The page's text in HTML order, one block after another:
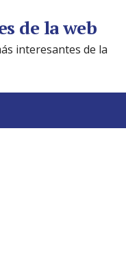
de la web
interesantes de la